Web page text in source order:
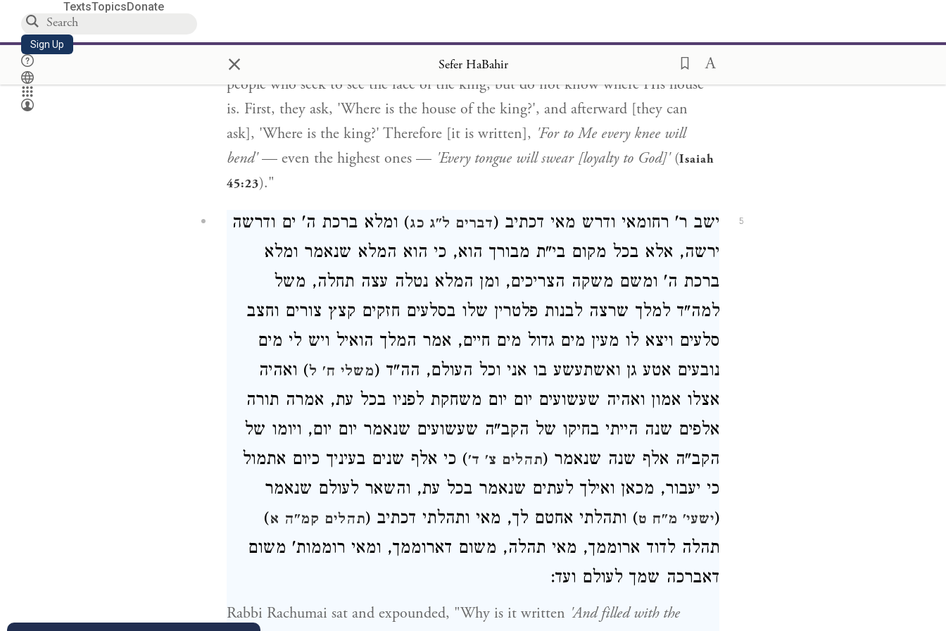
TextsTopicsDonate
Sign Up × Sefer HaBahir
the Place [towards which] all knees bend. To what parable is this similar? To
people who seek to see the face of the king, but do not know where His house
is. First, they ask, 'Where is the house of the king?', and afterward [they can
ask], 'Where is the king?' Therefore [it is written], 'For to Me every knee will
bend'— even the highest ones — 'Every tongue will swear [loyalty to God]'(Isaiah
45:23)."
5 ישב ר' רחומאי ודרש מאי דכתיב (דברים ל"ג כג) ומלא ברכת ה' ים ודרשה
ירשה, אלא בכל מקום בי"ת מבורך הוא, כי הוא המלא שנאמר ומלא
ברכת ה' ומשם משקה הצריכים, ומן המלא נטלה עצה תחלה, משל
למה"ד למלך שרצה לבנות פלטרין שלו בסלעים חזקים קצץ צורים וחצב
סלעים ויצא לו מעין מים גדול מים חיים, אמר המלך הואיל ויש לי מים
נובעים אטע גן ואשתעשע בו אני וכל העולם, הה"ד (משלי ח' ל) ואהיה
אצלו אמון ואהיה שעשועים יום יום משחקת לפניו בכל עת, אמרה תורה
אלפים שנה הייתי בחיקו של הקב"ה שעשועים שנאמר יום יום, ויומו של
הקב"ה אלף שנה שנאמר (תהלים צ' ד') כי אלף שנים בעיניך כיום אתמול
כי יעבור, מכאן ואילך לעתים שנאמר בכל עת, והשאר לעולם שנאמר
(ישעי' מ"ח ט) ותהלתי אחטם לך, מאי ותהלתי דכתיב (תהלים קמ"ה א)
תהלה לדוד ארוממך, מאי תהלה, משום דארוממך, ומאי רוממות' משום
דאברכה שמך לעולם ועד:
Rabbi Rachumai sat and expounded, "Why is it written 'And filled with the